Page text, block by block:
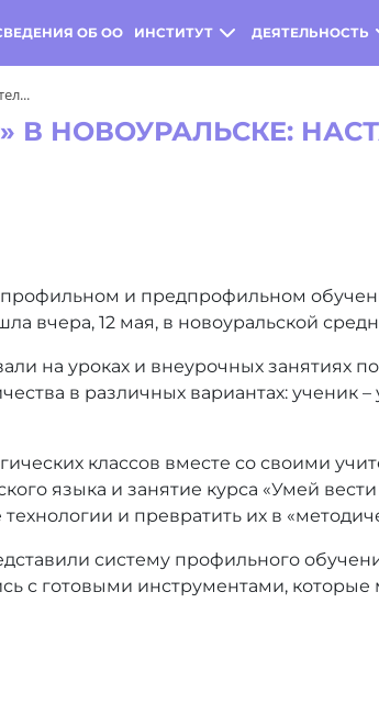
ОБ ОО ИНСТИТУТ ДЕЯТЕЛЬНОСТЬ
В НОВОУРАЛЬСКЕ:
профильном и предпрофильном
вчера, 12 мая, в новоуральской
на уроках и внеурочных занятиях
в различных вариантах: ученик –
классов вместе со своими
языка и занятие курса «Умей
и превратить их в
систему профильного
с готовыми инструментами, которые